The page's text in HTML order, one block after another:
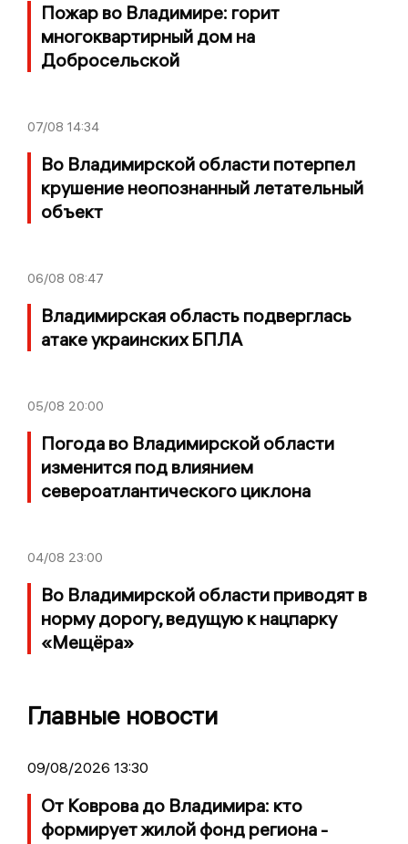
Пожар во Владимире: горит
многоквартирный дом на
Добросельской
07/08 14:34
Во Владимирской области потерпел
крушение неопознанный летательный
объект
06/08 08:47
Владимирская область подверглась
атаке украинских БПЛА
05/08 20:00
Погода во Владимирской области
изменится под влиянием
североатлантического циклона
04/08 23:00
Во Владимирской области приводят в
норму дорогу, ведущую к нацпарку
«Мещёра»
Главные новости
09/08/2026 13:30
От Коврова до Владимира: кто
формирует жилой фонд региона -